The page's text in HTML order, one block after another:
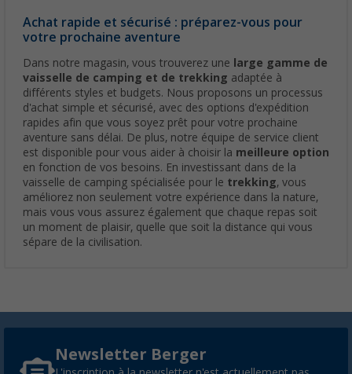
Achat rapide et sécurisé : préparez-vous pour
votre prochaine aventure
Dans notre magasin, vous trouverez une
large gamme de
vaisselle de camping et de trekking adaptée à
différents styles et budgets. Nous proposons un processus
d'achat simple et sécurisé, avec des options d'expédition
rapides afin que vous soyez prêt pour votre prochaine
aventure sans délai. De plus, notre équipe de service client
est disponible pour vous aider à choisir la meilleure option
en fonction de vos besoins. En investissant dans de la
vaisselle de camping spécialisée pour le trekking, vous
améliorez non seulement votre expérience dans la nature,
mais vous vous assurez également que chaque repas soit
un moment de plaisir, quelle que soit la distance qui vous
sépare de la civilisation.
Newsletter Berger